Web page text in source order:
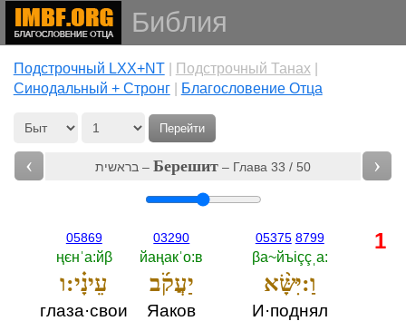
Библия
Подстрочный LXX+NT| Подстрочный Танах
Cинодальный + Стронг| Благословение Отца
Перейти
‹ בראשית – Берешит– Глава 33 / 50 ›
05375 8799
βа~йъiççˌа:‎
וַ:יִּשָּׂ֨א
И·поднял
03290
йаңакˈо:в
יַעֲקֹ֜ב
Яаков
05869
ңєнˈа:йβ
עֵינָ֗י:ו
глаза·свои
1